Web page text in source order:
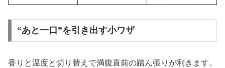
“あと一口”を引き出す小ワザ
香りと温度と切り替えで満腹直前の踏ん張りが利きます。